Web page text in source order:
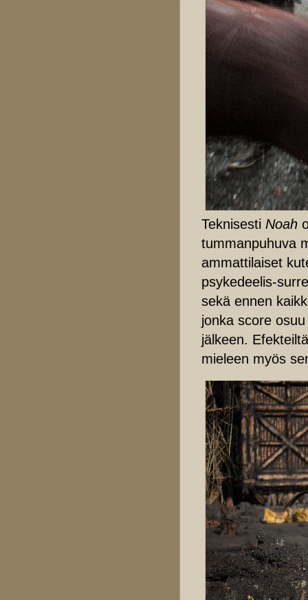
Teknisesti Noah
tummanpuhuva
ammattilaiset
psykedeelis-
sekä ennen
jonka score
jälkeen.
mieleen myös